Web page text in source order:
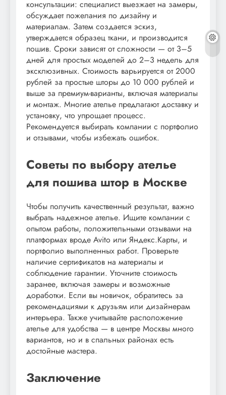
консультации: специалист выезжает на замеры,
обсуждает пожелания по дизайну и
материалам. Затем создается эскиз,
утверждается образец ткани, и производится
пошив. Сроки зависят от сложности — от 3–5
дней для простых моделей до 2–3 недель для
эксклюзивных. Стоимость варьируется от 2000
рублей за простые шторы до 10 000 рублей и
выше за премиум-варианты, включая материалы
и монтаж. Многие ателье предлагают доставку и
установку, что упрощает процесс.
Рекомендуется выбирать компании с портфолио
и отзывами, чтобы избежать ошибок.
Советы по выбору ателье
для пошива штор в Москве
Чтобы получить качественный результат, важно
выбрать надежное ателье. Ищите компании с
опытом работы, положительными отзывами на
платформах вроде Avito или Яндекс.Карты, и
портфолио выполненных работ. Проверьте
наличие сертификатов на материалы и
соблюдение гарантии. Уточните стоимость
заранее, включая замеры и возможные
доработки. Если вы новичок, обратитесь за
рекомендациями к друзьям или дизайнерам
интерьера. Также учитывайте расположение
ателье для удобства — в центре Москвы много
вариантов, но и в спальных районах есть
достойные мастера.
Заключение